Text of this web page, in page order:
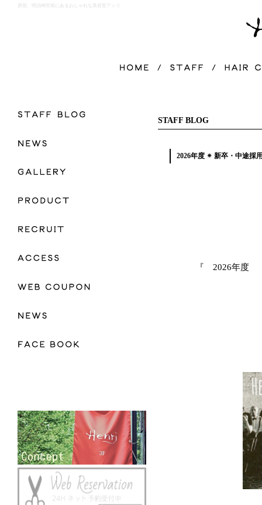
原宿、明治神宮前にあるおしゃれな美容室アンリ
STAFF BLOG
2026年度 ✴︎ 新卒・中途採
『 2026年度